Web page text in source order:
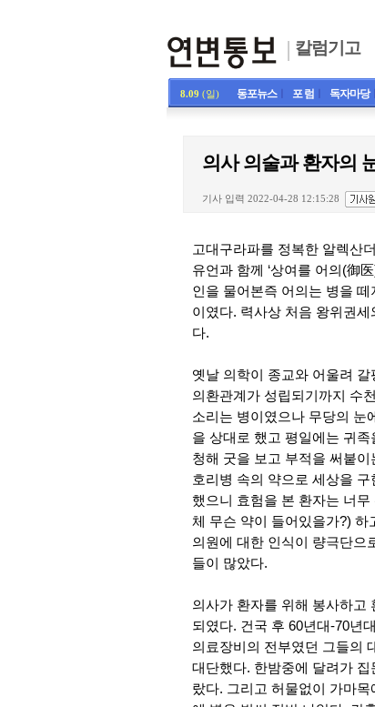
칼럼기고
8.09 (일) 동포뉴스ㅣ 포 럼 독자마당ㅣ
의사 의술과 환자의
기사 입력 2022-04-28 12:15:28
고대구라파를 정복한 알렉산
유언과 함께 ‘상여를 어의(御
인을 물어본즉 어의는 병을
이였다. 력사상 처음 왕위권
다.
옛날 의학이 종교와 어울려
의환관계가 성립되기까지 수
소리는 병이였으나 무당의 눈
을 상대로 했고 평일에는 귀
청해 굿을 보고 부적을 써붙
호리병 속의 약으로 세상을
했으니 효험을 본 환자는 너
체 무슨 약이 들어있을가?)
의원에 대한 인식이 량극단으
들이 많았다.
의사가 환자를 위해 봉사하고
되였다. 건국 후 60년대-70년
의료장비의 전부였던 그들의
대단했다. 한밤중에 달려가
랐다. 그리고 허물없이 가마